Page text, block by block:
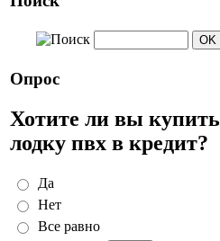
Опрос
Хотите ли вы купить
лодку пвх в кредит?
Да
Нет
Все равно